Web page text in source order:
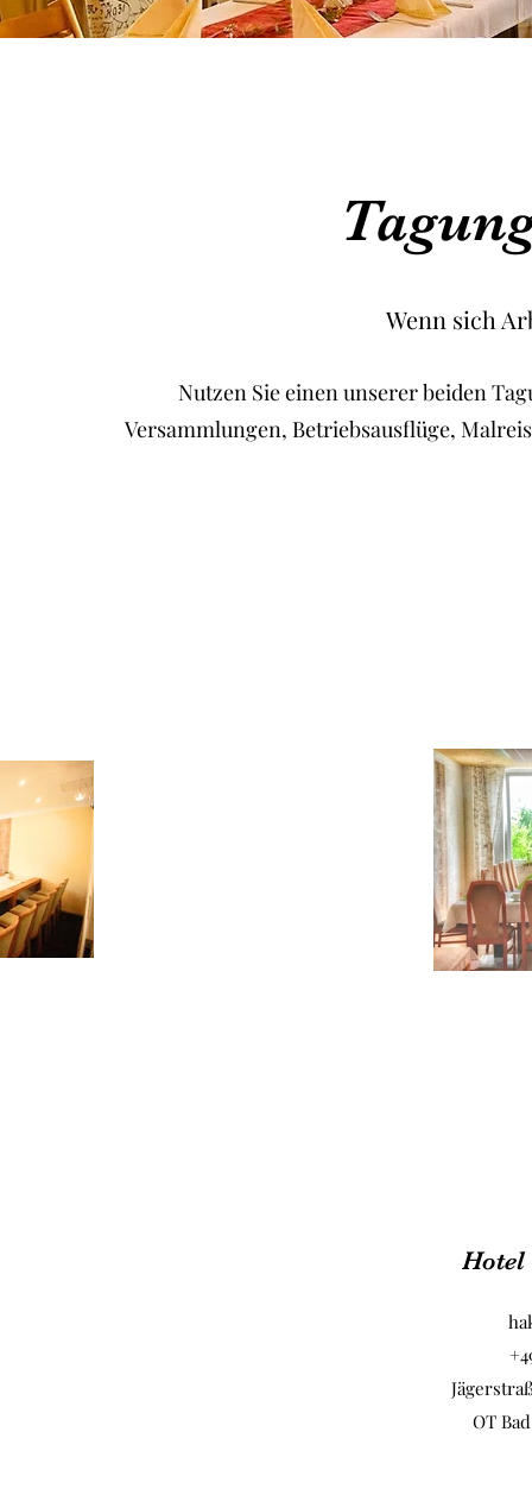
Wenn sich
Nutzen Sie einen unserer beiden
Versammlungen, Betriebsausflüge,
OT